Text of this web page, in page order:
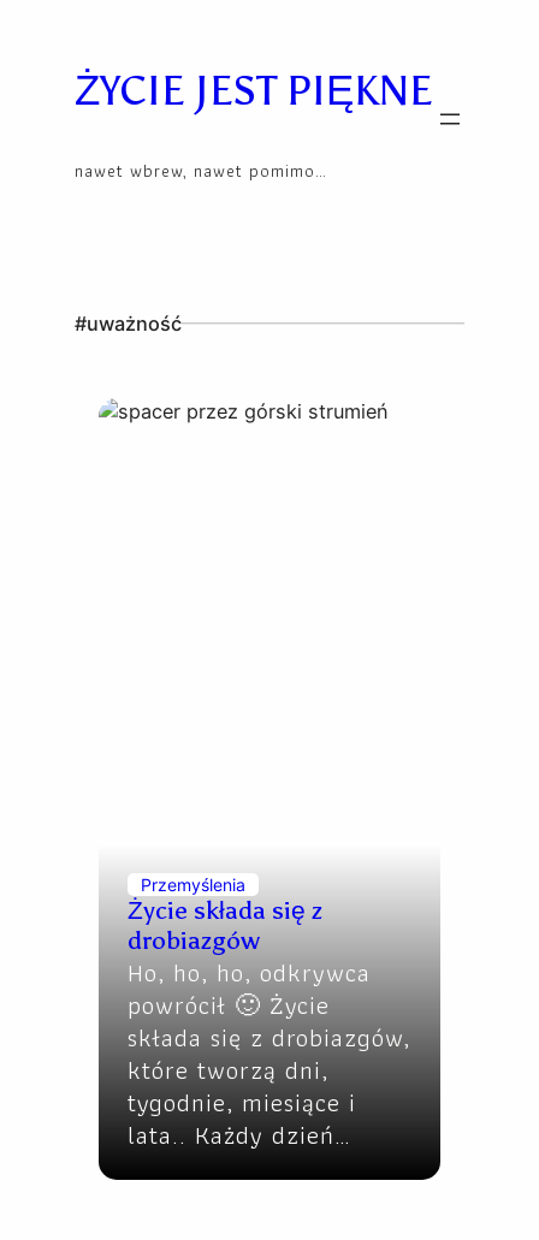
contentŻYCIE JEST PIĘKNE
nawet wbrew, nawet pomimo…
#uważność
Przemyślenia
Życie składa się z
drobiazgów
Ho, ho, ho, odkrywca
powrócił 🙂 Życie
składa się z drobiazgów,
które tworzą dni,
tygodnie, miesiące i
lata.. Każdy dzień…